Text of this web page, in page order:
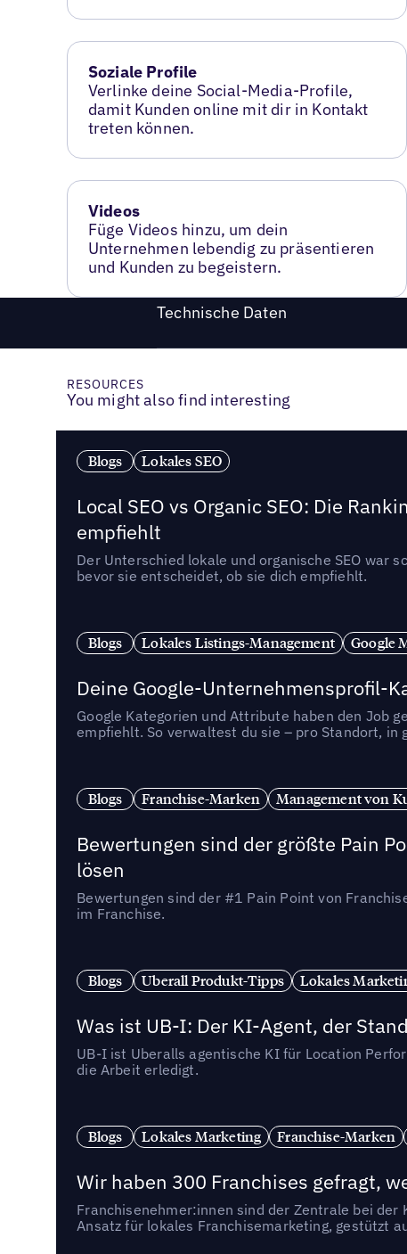
Soziale Profile
Verlinke deine Social-Media-Profile,
damit Kunden online mit dir in Kontakt
treten können.
Videos
Füge Videos hinzu, um dein
Unternehmen lebendig zu präsentieren
und Kunden zu begeistern.
Technische Daten
RESOURCES
You might also find interesting
Blogs Lokales SEO
Local SEO vs Organic SEO: Die
empfiehlt
Der Unterschied lokale und organische SEO war
bevor sie entscheidet, ob sie dich empfiehlt.
Blogs Lokales Listings-Management Google
Deine Google-Unternehmensprofil-
Google Kategorien und Attribute haben den Job
empfiehlt. So verwaltest du sie – pro Standort, in
Blogs Franchise-Marken Management von
Bewertungen sind der größte Pain
lösen
Bewertungen sind der #1 Pain Point von
im Franchise.
Blogs Uberall Produkt-Tipps Lokales
Was ist UB-I: Der KI-Agent, der
UB-I ist Uberalls agentische KI für Location
die Arbeit erledigt.
Blogs Lokales Marketing Franchise-Marken
Wir haben 300 Franchises gefragt,
Franchisenehmer:innen sind der Zentrale bei
Ansatz für lokales Franchisemarketing, gestützt